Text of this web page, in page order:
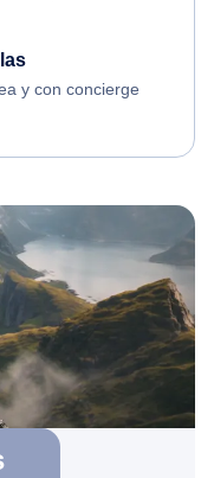
y con concierge